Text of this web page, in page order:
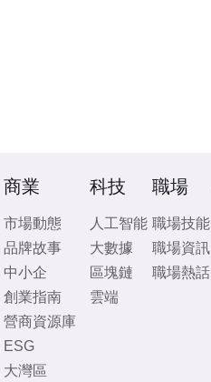
商業
市場動態
品牌故事
中小企
創業指南
營商資源庫
ESG
大灣區
科技
人工智能
大數據
區塊鏈
雲端
職場
職場技能
職場資訊
職場熱話